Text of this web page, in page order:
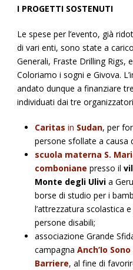
I PROGETTI SOSTENUTI
Le spese per l’evento, già
di vari enti, sono state a
Generali, Fraste Drilling Rigs,
Coloriamo i sogni e Givova.
andato dunque a finanziare
individuati dai tre
Caritas in Sudan, per
persone sfollate a causa
scuola materna S.
comboniane presso il
Monte degli Ulivi a
borse di studio per i
l’attrezzatura scolastica
persone disabili;
associazione Grande
campagna Anch’Io
Barriere, al fine di